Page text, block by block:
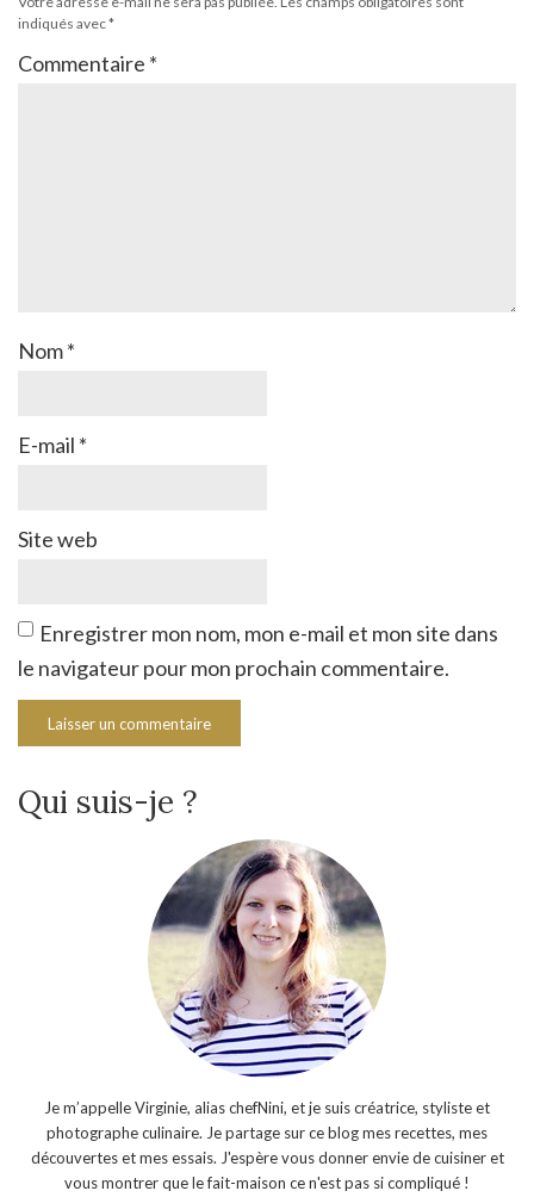
indiqués avec*
Commentaire *
Nom*
E-mail *
Site web
Enregistrer mon nom, mon e-mail et mon site dans
le navigateur pour mon prochain commentaire.
Qui suis-je ?
Je m’appelle Virginie, alias chefNini, et je suis créatrice, styliste et
photographe culinaire. Je partage sur ce blog mes recettes, mes
découvertes et mes essais. J'espère vous donner envie de cuisiner et
vous montrer que le fait-maison ce n'est pas si compliqué !